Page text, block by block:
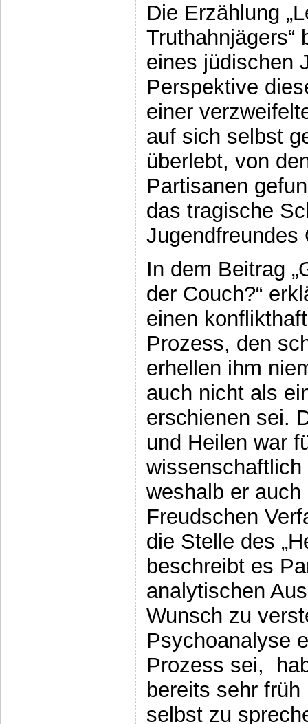
Die Erzählung
Truthahnjägers“
eines jüdischen
Perspektive
einer
auf sich selbst
überlebt, von
Partisanen
das tragische
Jugendfreundes
In dem Beitrag
der Couch?“
einen
Prozess, den
erhellen ihm
auch nicht als
erschienen sei.
und Heilen war
weshalb er auch
Freudschen
die Stelle des
beschreibt es
analytischen
Wunsch zu
Psychoanalyse
Prozess sei,
bereits sehr
selbst zu